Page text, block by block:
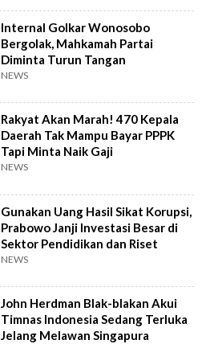
Internal Golkar Wonosobo
Bergolak, Mahkamah Partai
Diminta Turun Tangan
NEWS
Rakyat Akan Marah! 470 Kepala
Daerah Tak Mampu Bayar PPPK
Tapi Minta Naik Gaji
NEWS
Gunakan Uang Hasil Sikat Korupsi,
Prabowo Janji Investasi Besar di
Sektor Pendidikan dan Riset
NEWS
John Herdman Blak-blakan Akui
Timnas Indonesia Sedang Terluka
Jelang Melawan Singapura